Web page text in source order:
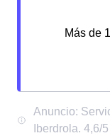
Más de